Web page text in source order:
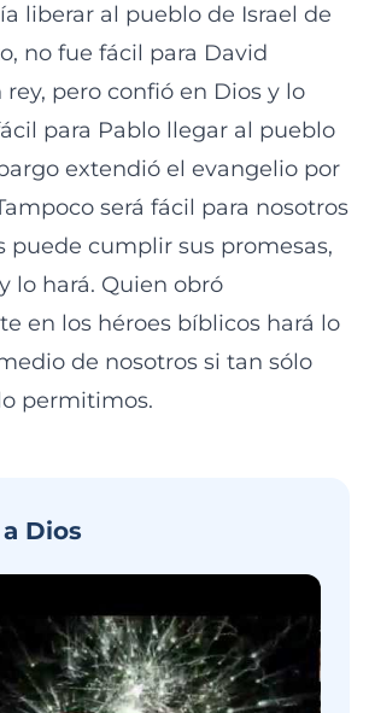
liberar al pueblo de Israel de
no fue fácil para David
pero confió en Dios y lo
para Pablo llegar al pueblo
extendió el evangelio por
será fácil para nosotros
puede cumplir sus promesas,
lo hará. Quien obró
en los héroes bíblicos hará lo
de nosotros si tan sólo
permitimos.
Dios